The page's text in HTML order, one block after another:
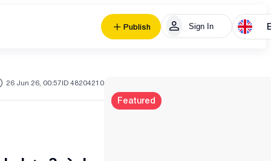
Publish Sign In
26 Jun 26, 00:57ID 48204210
Featured